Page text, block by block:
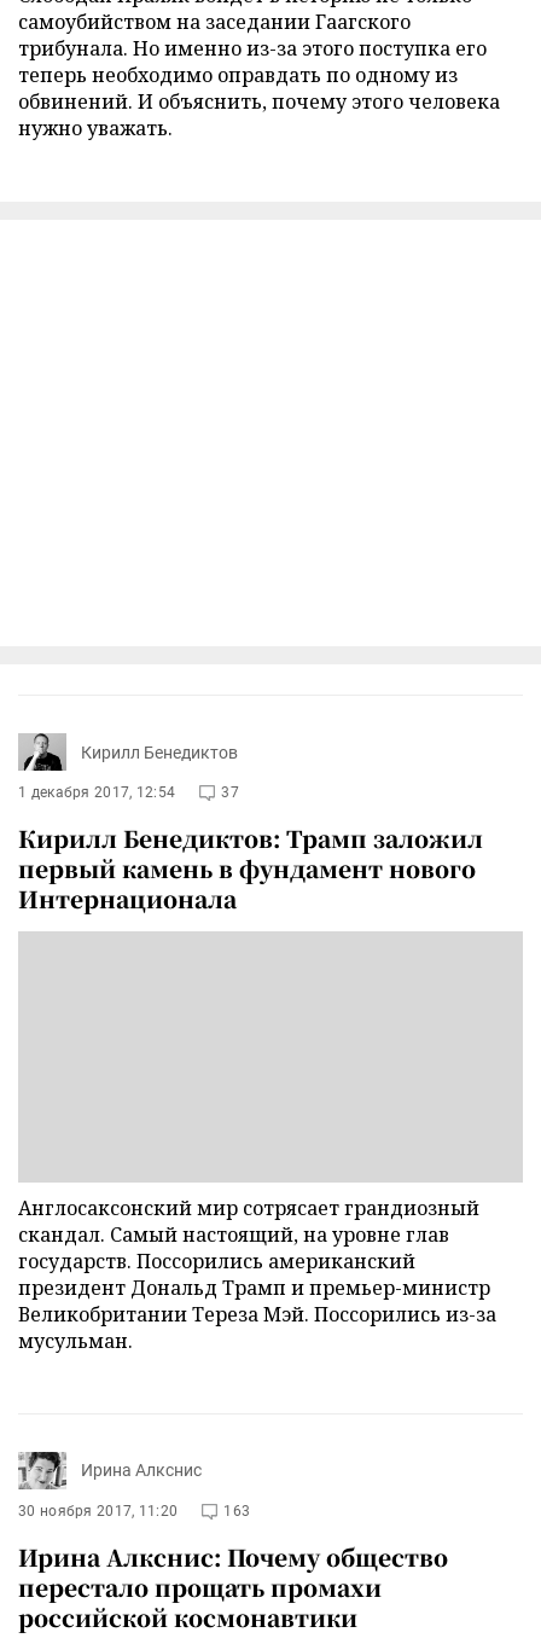
самоубийством на заседании Гаагского
трибунала. Но именно из-за этого поступка его
теперь необходимо оправдать по одному из
обвинений. И объяснить, почему этого человека
нужно уважать.
Кирилл Бенедиктов
1 декабря 2017, 12:54 37
Кирилл Бенедиктов: Трамп заложил
первый камень в фундамент нового
Интернационала
Англосаксонский мир сотрясает грандиозный
скандал. Самый настоящий, на уровне глав
государств. Поссорились американский
президент Дональд Трамп и премьер-министр
Великобритании Тереза Мэй. Поссорились из-за
мусульман.
Ирина Алкснис
30 ноября 2017, 11:20 163
Ирина Алкснис: Почему общество
перестало прощать промахи
российской космонавтики